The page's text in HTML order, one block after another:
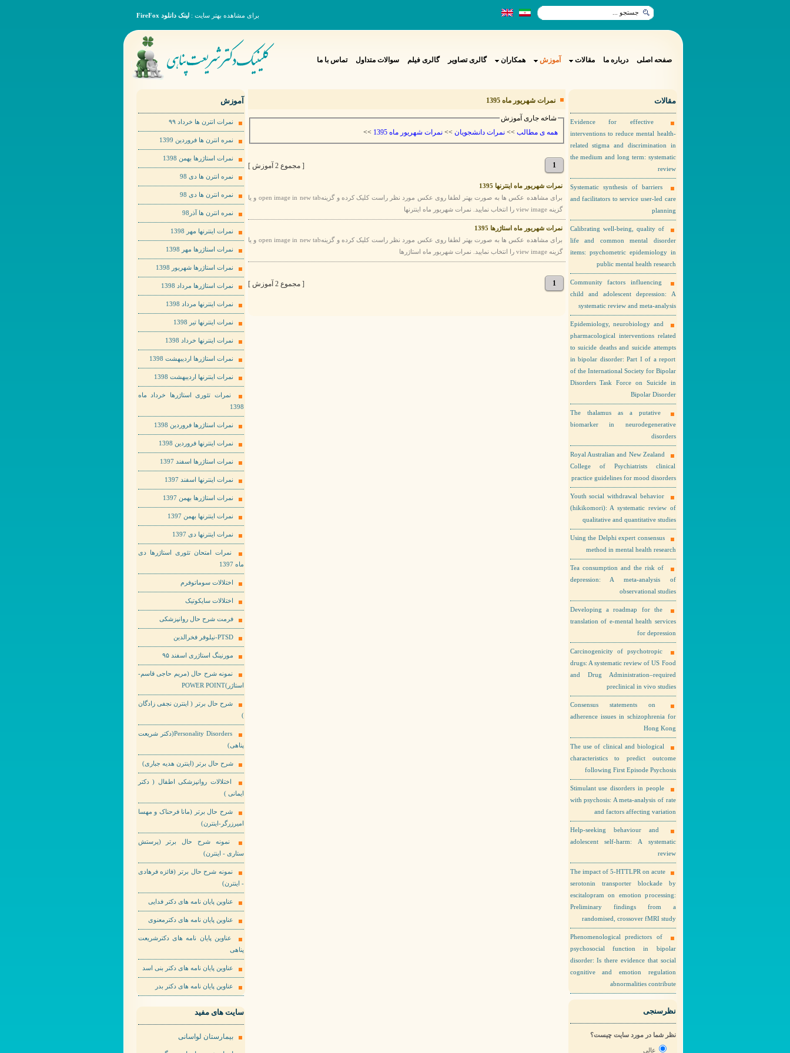
برای مشاهده بهتر سایت : لینک دانلود FireFox
صفحه اصلی درباره ما مقالات آموزش همکاران گالری تصاویر گالری فیلم سوالات متداول تماس با ما
مقالات
Evidence for effective
interventions to reduce mental health-
related stigma and discrimination in
the medium and long term: systematic
review
Systematic synthesis of barriers
and facilitators to service user-led care
planning
Calibrating well-being, quality of
life and common mental disorder
items: psychometric epidemiology in
public mental health research
Community factors influencing
child and adolescent depression: A
systematic review and meta-analysis
Epidemiology, neurobiology and
pharmacological interventions related
to suicide deaths and suicide attempts
in bipolar disorder: Part I of a report
of the International Society for Bipolar
Disorders Task Force on Suicide in
Bipolar Disorder
The thalamus as a putative
biomarker in neurodegenerative
disorders
Royal Australian and New Zealand
College of Psychiatrists clinical
practice guidelines for mood disorders
Youth social withdrawal behavior
(hikikomori): A systematic review of
qualitative and quantitative studies
Using the Delphi expert consensus
method in mental health research
Tea consumption and the risk of
depression: A meta-analysis of
observational studies
Developing a roadmap for the
translation of e-mental health services
for depression
Carcinogenicity of psychotropic
drugs: A systematic review of US Food
and Drug Administration–required
preclinical in vivo studies
Consensus statements on
adherence issues in schizophrenia for
Hong Kong
The use of clinical and biological
characteristics to predict outcome
following First Episode Psychosis
Stimulant use disorders in people
with psychosis: A meta-analysis of rate
and factors affecting variation
Help-seeking behaviour and
adolescent self-harm: A systematic
review
The impact of 5-HTTLPR on acute
serotonin transporter blockade by
escitalopram on emotion processing:
Preliminary findings from a
randomised, crossover fMRI study
Phenomenological predictors of
psychosocial function in bipolar
disorder: Is there evidence that social
cognitive and emotion regulation
abnormalities contribute
نظرسنجی
نظر شما در مورد سایت چیست؟
عالی
نمرات شهریور ماه 1395
شاخه جاری آموزش
همه ی مطالب
نمرات دانشجویان >> نمرات شهریور ماه 1395 >>
1 [ مجموع 2 آموزش ]
نمرات شهریور ماه اینترنها 1395
برای مشاهده عکس ها به صورت بهتر لطفا روی عکس مورد نظر راست کلیک کرده و گزینهopen image in new tab و یا
گزینه view image را انتخاب نمایید. نمرات شهریور ماه اینترنها
نمرات شهریور ماه استاژرها 1395
برای مشاهده عکس ها به صورت بهتر لطفا روی عکس مورد نظر راست کلیک کرده و گزینهopen image in new tab و یا
گزینه view image را انتخاب نمایید. نمرات شهریور ماه استاژرها
1 [ مجموع 2 آموزش ]
آموزش
نمرات انترن ها خرداد ٩٩
نمره انترن ها فروردین 1399
نمرات استاژرها بهمن 1398
نمره انترن ها دی 98
نمره انترن ها دی 98
نمره انترن ها آذر98
نمرات اینترنها مهر 1398
نمرات استاژرها مهر 1398
نمرات استاژرها شهریور 1398
نمرات استاژرها مرداد 1398
نمرات اینترنها مرداد 1398
نمرات اینترنها تیر 1398
نمرات اینترنها خرداد 1398
نمرات استاژرها اردیبهشت 1398
نمرات اینترنها اردیبهشت 1398
نمرات تئوری استاژرها خرداد ماه
1398
نمرات استاژرها فروردین 1398
نمرات اینترنها فروردین 1398
نمرات استاژرها اسفند 1397
نمرات اینترنها اسفند 1397
نمرات استاژرها بهمن 1397
نمرات اینترنها بهمن 1397
نمرات اینترنها دی 1397
نمرات امتحان تئوری استاژرها دی
ماه 1397
اختلالات سوماتوفرم
اختلالات سایکوتیک
فرمت شرح حال روانپزشکی
PTSD-نیلوفر فخرالدین
مورنینگ استاژری اسفند ۹۵
نمونه شرح حال (مریم حاجی قاسم-
استاژر)POWER POINT
شرح حال برتر ( اینترن نجفی زادگان
)
Personality Disorders(دکتر شریعت
پناهی)
شرح حال برتر (اینترن هدیه جباری)
اختلالات روانپزشکی اطفال ( دکتر
ایمانی )
شرح حال برتر (مانا فرحناک و مهسا
امیرزرگر-اینترن)
نمونه شرح حال برتر (پرستش
ستاری - اینترن)
نمونه شرح حال برتر (فائزه فرهادی
- اینترن)
عناوین پایان نامه های دکتر فدایی
عناوین پایان نامه های دکترمعنوی
عناوین پایان نامه های دکترشریعت
پناهی
عناوین پایان نامه های دکتر بنی اسد
عناوین پایان نامه های دکتر بدر
سایت های مفید
بیمارستان لواسانی